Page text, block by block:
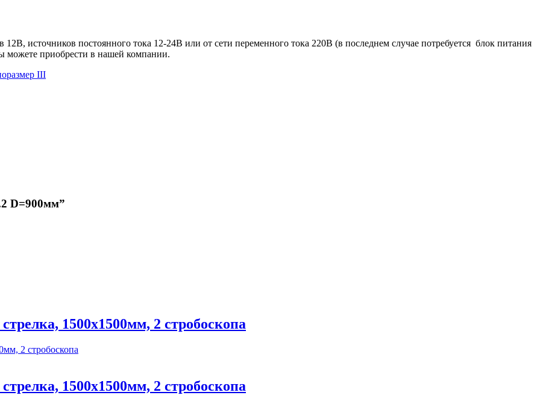
12В, источников постоянного тока 12-24В или от сети переменного тока 220В (в последнем случае потребуется блок питания
можете приобрести в нашей компании.
III
D=900мм”
1500х1500мм, 2 стробоскопа
1500х1500мм, 2 стробоскопа